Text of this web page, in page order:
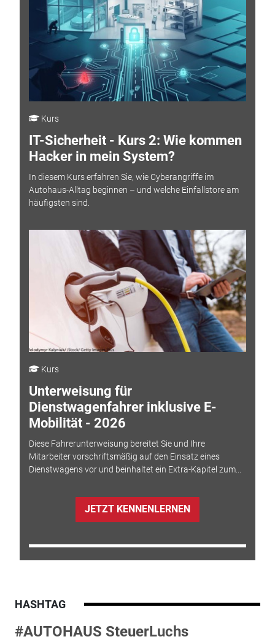
Kurs
IT-Sicherheit - Kurs 2: Wie kommen
Hacker in mein System?
In diesem Kurs erfahren Sie, wie Cyberangriffe im
Autohaus-Alltag beginnen – und welche Einfallstore am
häufigsten sind.
Kurs
Unterweisung für
Dienstwagenfahrer inklusive E-
Mobilität - 2026
Diese Fahrerunterweisung bereitet Sie und Ihre
Mitarbeiter vorschriftsmäßig auf den Einsatz eines
Dienstwagens vor und beinhaltet ein Extra-Kapitel zum...
JETZT KENNENLERNEN
HASHTAG
#AUTOHAUS SteuerLuchs